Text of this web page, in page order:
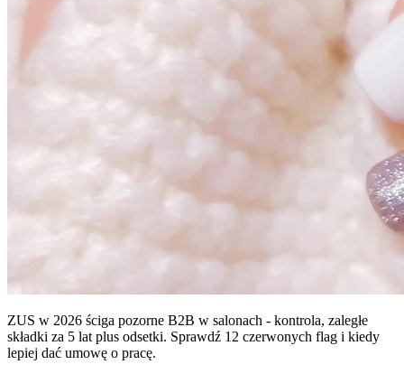
ZUS w 2026 ściga pozorne B2B w salonach - kontrola, zaległe
składki za 5 lat plus odsetki. Sprawdź 12 czerwonych flag i kiedy
lepiej dać umowę o pracę.